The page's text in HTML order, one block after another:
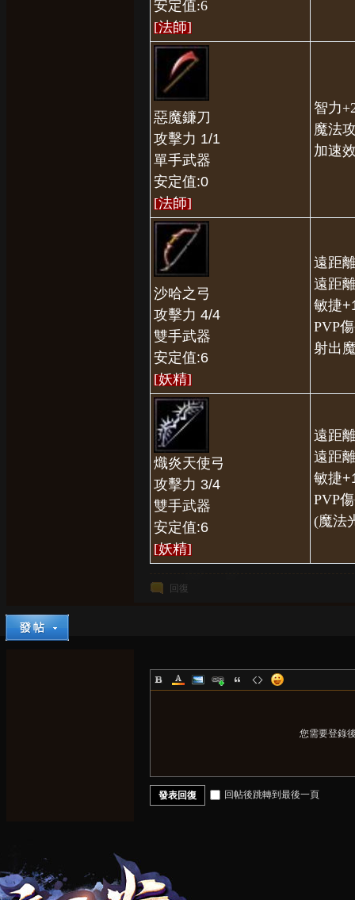
安定值:6
[法師]
惡魔鐮刀
攻擊力 1/1
單手武器
安定值:0
[法師]
智力
魔法
加速
沙哈之弓
攻擊力 4/4
雙手武器
安定值:6
[妖精]
遠距
遠距
敏捷
PVP
射出
熾炎天使弓
攻擊力 3/4
雙手武器
安定值:6
[妖精]
遠距
遠距
敏捷
PVP
(魔法
回復
您需要登錄
發表回復 回帖後跳轉到最後一頁